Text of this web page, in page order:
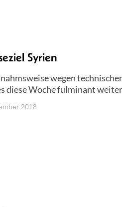
Syrien
wegen
diese Woche fulminant
2018